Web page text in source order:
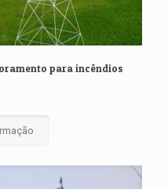
para incêndios